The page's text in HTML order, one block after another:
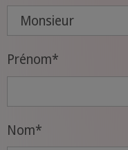
Prénom*
Nom*